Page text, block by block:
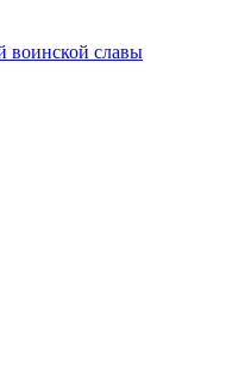
воинской славы